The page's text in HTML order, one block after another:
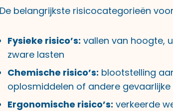
De belangrijkste risicocategorieën
Fysieke risico’s: vallen van hoogte,
zware lasten
Chemische risico’s: blootstelling
oplosmiddelen of andere
Ergonomische risico’s: verkeerde